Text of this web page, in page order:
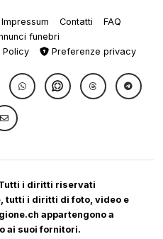
Impressum Contatti
FAQ
funebri
Preferenze privacy
i diritti riservati
tutti i diritti di foto, video e
appartengono a
ai suoi fornitori.